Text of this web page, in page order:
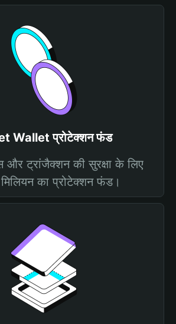
Wallet प्रोटेक्शन फंड
ट्रांजैक्शन की सुरक्षा के लिए
का प्रोटेक्शन फंड।